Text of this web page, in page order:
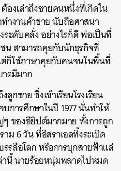
องเล่าถึงชายคนหนึ่งที่เกิดใน
ทำงานค้าขาย นับถือศาสนา
ระดับคลั่ง อย่างไรก็ดี พ่อเป็นที่
สามารถคุยกับนักธุรกิจที่
ก็ใช้ภาษาคุยกับคนจนในพื้นที่
รมีมาก
กชาย ซึ่งเข้าเรียนโรงเรียน
การศึกษาในปี 1977 นั่นทำให้
ของอียิปต์มากมาย ทั้งการถูก
ม 6 วัน ที่อิสราเอลทิ้งระเบิด
รลือโลก หรือการบุกสายฟ้าแล่
านี้ นายร้อยหนุ่มพลาดไปหมด